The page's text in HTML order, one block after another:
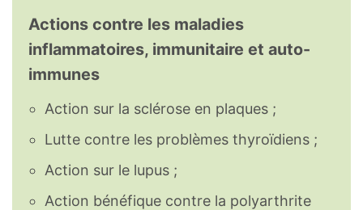
Actions contre les maladies
inflammatoires, immunitaire et auto-
immunes
Action sur la sclérose en plaques ;
Lutte contre les problèmes thyroïdiens ;
Action sur le lupus ;
Action bénéfique contre la polyarthrite